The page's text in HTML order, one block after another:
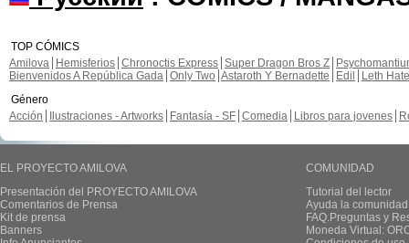
TOP CÓMICS
Amilova
Hemisferios Chronoctis Express Super Dragon Bros Z
Bienvenidos A República Gada Only Two Astaroth Y Bernadette Edil
Leth Hate
Género
Acción
Ilustraciones - Artworks Fantasía - SF Comedia Libros para jovenes
EL PROYECTO AMILOVA
Presentación del PROYECTO AMILOVA
Comentarios de Prensa
Kit de prensa
Banners
COMUNIDAD
Tutorial del lector
Ayuda la
FAQ.Preguntas y
Moneda Virtual: